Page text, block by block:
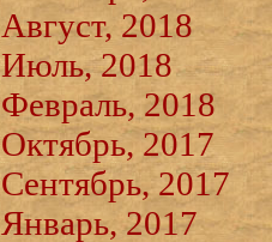
Август, 2018
Июль, 2018
Февраль, 2018
Октябрь, 2017
Сентябрь, 2017
Январь, 2017